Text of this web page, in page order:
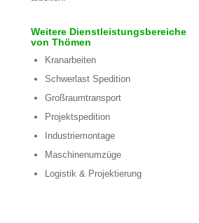
Weitere Dienstleistungsbereiche
von Thömen
Kranarbeiten
Schwerlast Spedition
Großraumtransport
Projektspedition
Industriemontage
Maschinenumzüge
Logistik & Projektierung